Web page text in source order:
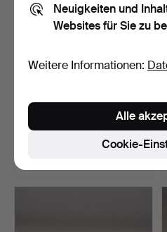
P.J. SARE, VIER
HOLZPLATTEN,…
Beendet 6. Aug 2026
Neuigkeiten und
Websites für Sie zu
Weitere Informationen:
Cookie-
Alle